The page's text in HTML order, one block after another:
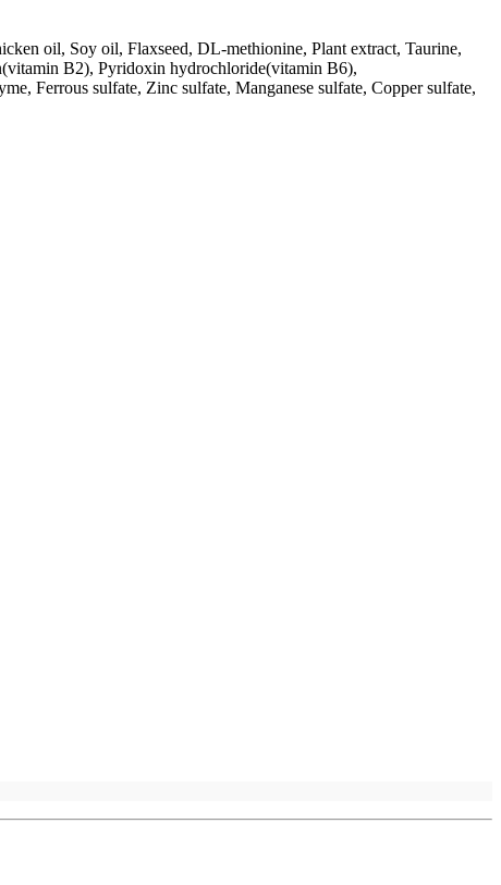
oil, Soy oil, Flaxseed, DL-methionine, Plant extract, Taurine,
B2), Pyridoxin hydrochloride(vitamin B6),
Ferrous sulfate, Zinc sulfate, Manganese sulfate, Copper sulfate,